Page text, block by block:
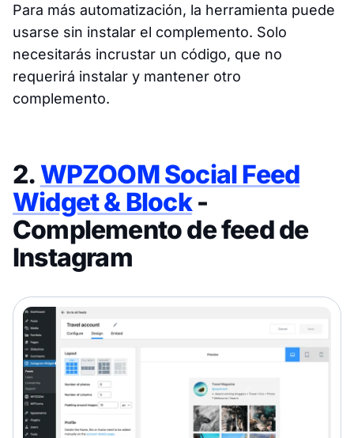
Para más automatización, la herramienta puede
usarse sin instalar el complemento. Solo
necesitarás incrustar un código, que no
requerirá instalar y mantener otro
complemento.
2. WPZOOM Social Feed
Widget & Block-
Complemento de feed de
Instagram